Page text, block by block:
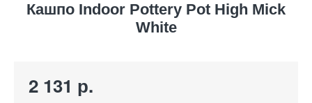
Кашпо Indoor Pottery Pot High Mick
White
2 131 р.